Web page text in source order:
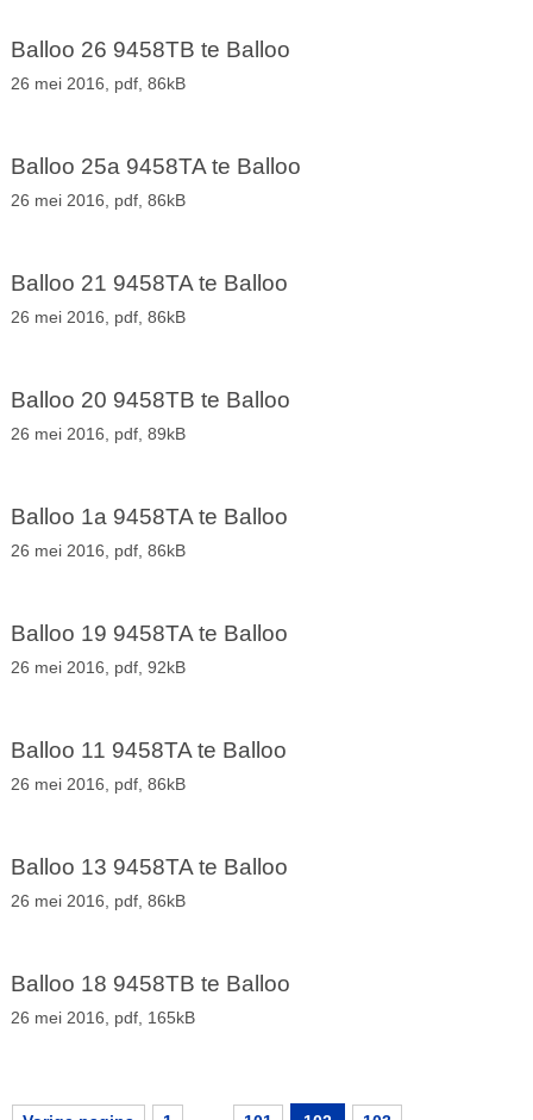
Balloo 26 9458TB te Balloo
26 mei 2016, pdf, 86kB
Balloo 25a 9458TA te Balloo
26 mei 2016, pdf, 86kB
Balloo 21 9458TA te Balloo
26 mei 2016, pdf, 86kB
Balloo 20 9458TB te Balloo
26 mei 2016, pdf, 89kB
Balloo 1a 9458TA te Balloo
26 mei 2016, pdf, 86kB
Balloo 19 9458TA te Balloo
26 mei 2016, pdf, 92kB
Balloo 11 9458TA te Balloo
26 mei 2016, pdf, 86kB
Balloo 13 9458TA te Balloo
26 mei 2016, pdf, 86kB
Balloo 18 9458TB te Balloo
26 mei 2016, pdf, 165kB